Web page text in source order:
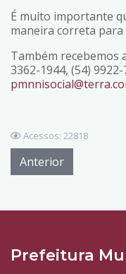
É muito importante
maneira correta
Também recebemos
3362-1944, (54)
Acessos: 22818
Anterior
Prefeitura